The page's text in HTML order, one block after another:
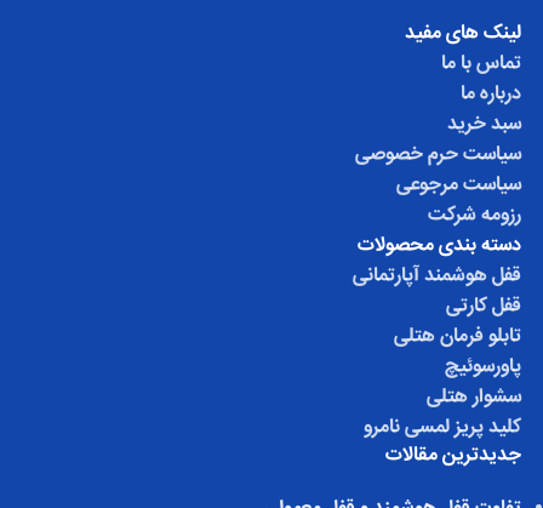
لینک های مفید
تماس با ما
درباره ما
سبد خرید
سیاست حرم خصوصی
سیاست مرجوعی
رزومه شرکت
دسته بندی محصولات
قفل هوشمند آپارتمانی
قفل کارتی
تابلو فرمان هتلی
پاورسوئیچ
سشوار هتلی
کلید پریز لمسی نامرو
جدیدترین مقالات